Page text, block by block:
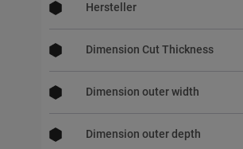
Hersteller
Dimension Cut Thickness
Dimension outer width
Dimension outer depth